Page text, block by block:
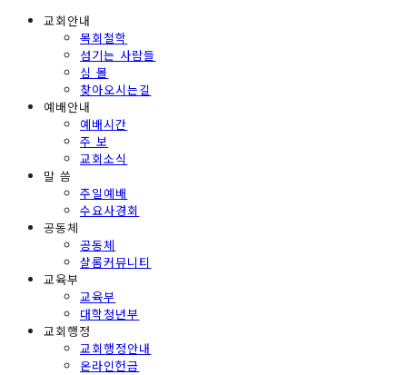
교회안내
목회철학
섬기는 사람들
심 볼
찾아오시는길
예배안내
예배시간
주 보
교회소식
말 씀
주일예배
수요사경회
공동체
공동체
샬롬커뮤니티
교육부
교육부
대학청년부
교회행정
교회행정안내
온라인헌금